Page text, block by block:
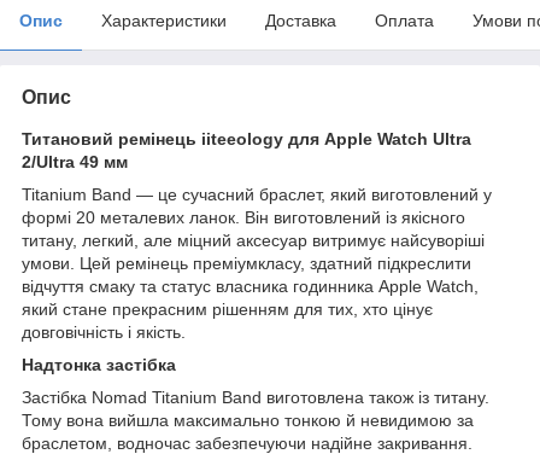
Опис Характеристики Доставка Оплата Умови
Опис
Титановий ремінець iiteeology для Apple Watch Ultra
2/Ultra 49 мм
Titanium Band — це сучасний браслет, який виготовлений у
формі 20 металевих ланок. Він виготовлений із якісного
титану, легкий, але міцний аксесуар витримує найсуворіші
умови. Цей ремінець преміумкласу, здатний підкреслити
відчуття смаку та статус власника годинника Apple Watch,
який стане прекрасним рішенням для тих, хто цінує
довговічність і якість.
Надтонка застібка
Застібка Nomad Titanium Band виготовлена також із титану.
Тому вона вийшла максимально тонкою й невидимою за
браслетом, водночас забезпечуючи надійне закривання.